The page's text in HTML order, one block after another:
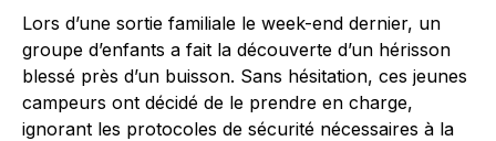
Lors d’une sortie familiale le week-end dernier, un
groupe d’enfants a fait la découverte d’un hérisson
blessé près d’un buisson. Sans hésitation, ces jeunes
campeurs ont décidé de le prendre en charge,
ignorant les protocoles de sécurité nécessaires à la